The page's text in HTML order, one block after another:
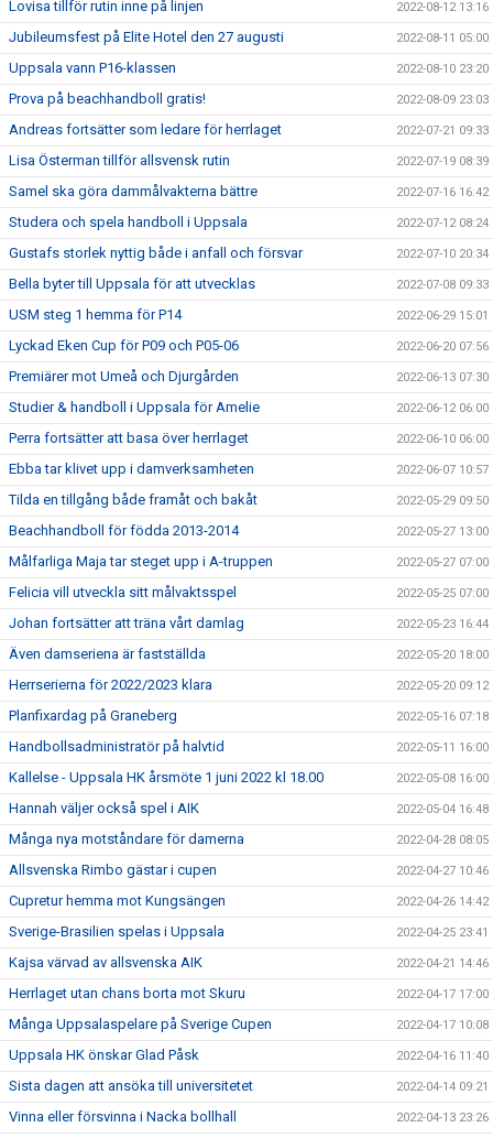
Lovisa tillför rutin inne på linjen 2022-08-12 13:16
Jubileumsfest på Elite Hotel den 27 augusti 2022-08-11 05:00
Uppsala vann P16-klassen 2022-08-10 23:20
Prova på beachhandboll gratis! 2022-08-09 23:03
Andreas fortsätter som ledare för herrlaget 2022-07-21 09:33
Lisa Österman tillför allsvensk rutin 2022-07-19 08:39
Samel ska göra dammålvakterna bättre 2022-07-16 16:42
Studera och spela handboll i Uppsala 2022-07-12 08:24
Gustafs storlek nyttig både i anfall och försvar 2022-07-10 20:34
Bella byter till Uppsala för att utvecklas 2022-07-08 09:33
USM steg 1 hemma för P14 2022-06-29 15:01
Lyckad Eken Cup för P09 och P05-06 2022-06-20 07:56
Premiärer mot Umeå och Djurgården 2022-06-13 07:30
Studier & handboll i Uppsala för Amelie 2022-06-12 06:00
Perra fortsätter att basa över herrlaget 2022-06-10 06:00
Ebba tar klivet upp i damverksamheten 2022-06-07 10:57
Tilda en tillgång både framåt och bakåt 2022-05-29 09:50
Beachhandboll för födda 2013-2014 2022-05-27 13:00
Målfarliga Maja tar steget upp i A-truppen 2022-05-27 07:00
Felicia vill utveckla sitt målvaktsspel 2022-05-25 07:00
Johan fortsätter att träna vårt damlag 2022-05-23 16:44
Även damseriena är fastställda 2022-05-20 18:00
Herrserierna för 2022/2023 klara 2022-05-20 09:12
Planfixardag på Graneberg 2022-05-16 07:18
Handbollsadministratör på halvtid 2022-05-11 16:00
Kallelse - Uppsala HK årsmöte 1 juni 2022 kl 18.00 2022-05-08 16:00
Hannah väljer också spel i AIK 2022-05-04 16:48
Många nya motståndare för damerna 2022-04-28 08:05
Allsvenska Rimbo gästar i cupen 2022-04-27 10:46
Cupretur hemma mot Kungsängen 2022-04-26 14:42
Sverige-Brasilien spelas i Uppsala 2022-04-25 23:41
Kajsa värvad av allsvenska AIK 2022-04-21 14:46
Herrlaget utan chans borta mot Skuru 2022-04-17 17:00
Många Uppsalaspelare på Sverige Cupen 2022-04-17 10:08
Uppsala HK önskar Glad Påsk 2022-04-16 11:40
Sista dagen att ansöka till universitetet 2022-04-14 09:21
Vinna eller försvinna i Nacka bollhall 2022-04-13 23:26